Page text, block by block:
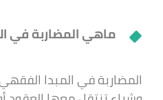
ماهي المضاربة في
المضاربة في المبدا